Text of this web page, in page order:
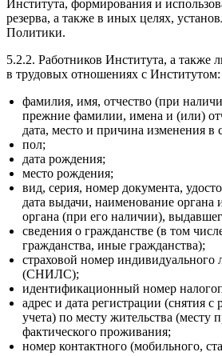
Института, формирования и
резерва, а также в иных целях,
Политики.
5.2.2. Работников Института, а также
в трудовых отношениях с Институтом:
фамилия, имя, отчество (при
прежние фамилии, имена и (или)
дата, место и причина изменения в
пол;
дата рождения;
место рождения;
вид, серия, номер документа,
дата выдачи, наименование органа
органа (при его наличии),
сведения о гражданстве (в том
гражданства, иные гражданства);
страховой номер индивидуального
(СНИЛС);
идентификационный номер
адрес и дата регистрации (снятия с
учета) по месту жительства (месту
фактического проживания;
номер контактного (мобильного,